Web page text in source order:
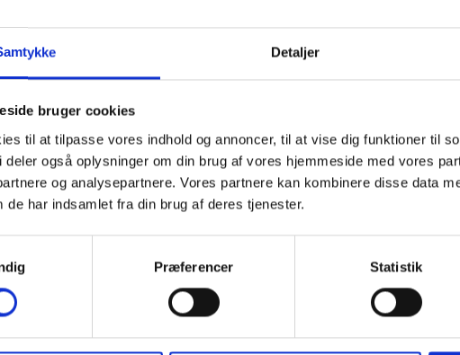
Detaljer
bruger cookies
til at tilpasse vores indhold og annoncer, til at vise dig funktioner til
deler også oplysninger om din brug af vores hjemmeside med vores
og analysepartnere. Vores partnere kan kombinere disse data
de har indsamlet fra din brug af deres tjenester.
Præferencer Statistik
BILORDNINGER
BILER - SKAT OG
MOMS 2020
Her får du ajourført overblik
over skattereglerne og
momsreglerne på bilomr ...